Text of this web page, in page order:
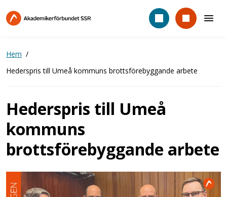
till
Hem
Hederspris till Umeå kommuns brottsförebyggande arbete
Hederspris till Umeå
kommuns
brottsförebyggande arbete